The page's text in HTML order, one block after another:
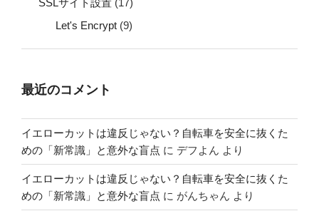
SSLサイト設置 (17)
Let's Encrypt (9)
最近のコメント
イエローカットは違反じゃない？自転車を安全に抜くた
めの「新常識」と意外な盲点 に デフよん より
イエローカットは違反じゃない？自転車を安全に抜くた
めの「新常識」と意外な盲点 に がんちゃん より